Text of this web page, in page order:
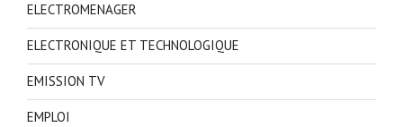
ELECTROMENAGER
ELECTRONIQUE ET TECHNOLOGIQUE
EMISSION TV
EMPLOI